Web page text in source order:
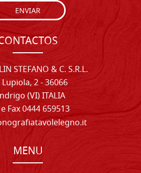
ENVIAR
STEFANO & C. S.R.L.
2 - 36066
(VI) ITALIA
Fax 0444 659513
MENU